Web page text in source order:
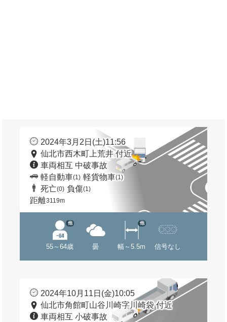
2024年3月2日(土)11:56
仙北市西木町上荒井 付近
車両相互 中破事故
軽自動車(1) 軽貨物車(1)
死亡(0) 負傷(1)
距離3119m
55～64歳
他
曇 幅～5.5m
他
信号なし
2024年10月11日(金)10:05
仙北市角館町山谷川崎字川崎袋 付近
車両相互 小破事故